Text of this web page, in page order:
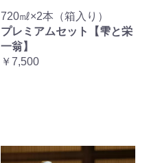
720㎖×2本（箱入り）
プレミアムセット【雫と栄
一翁】
￥7,500